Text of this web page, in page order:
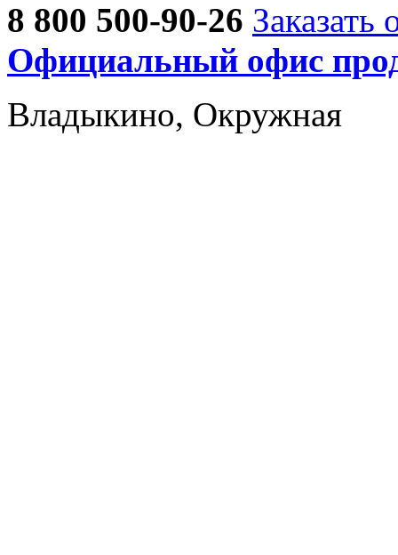
8 800 500-90-26 Заказать
Официальный офис
Владыкино, Окружная